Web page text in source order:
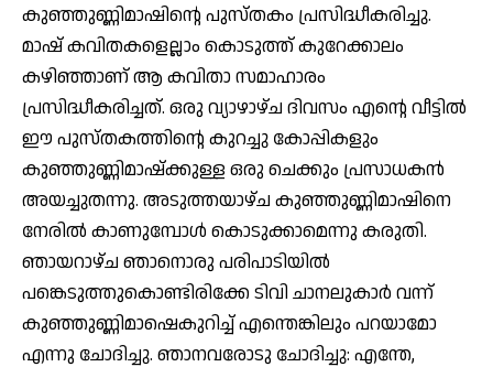
കുഞ്ഞുണ്ണിമാഷിന്റെ പുസ്തകം പ്രസിദ്ധീകരിച്ചു.
മാഷ് കവിതകളെല്ലാം കൊടുത്ത് കുറേക്കാലം
കഴിഞ്ഞാണ് ആ കവിതാ സമാഹാരം
പ്രസിദ്ധീകരിച്ചത്. ഒരു വ്യാഴാഴ്ച ദിവസം എന്റെ വീട്ടില്‍
ഈ പുസ്തകത്തിന്റെ കുറച്ചു കോപ്പികളും
കുഞ്ഞുണ്ണിമാഷ്‌ക്കുള്ള ഒരു ചെക്കും പ്രസാധകന്‍
അയച്ചുതന്നു. അടുത്തയാഴ്ച കുഞ്ഞുണ്ണിമാഷിനെ
നേരില്‍ കാണുമ്പോള്‍ കൊടുക്കാമെന്നു കരുതി.
ഞായറാഴ്ച ഞാനൊരു പരിപാടിയില്‍
പങ്കെടുത്തുകൊണ്ടിരിക്കേ ടിവി ചാനലുകാര്‍ വന്ന്
കുഞ്ഞുണ്ണിമാഷെകുറിച്ച് എന്തെങ്കിലും പറയാമോ
എന്നു ചോദിച്ചു. ഞാനവരോടു ചോദിച്ചു: എന്തേ,